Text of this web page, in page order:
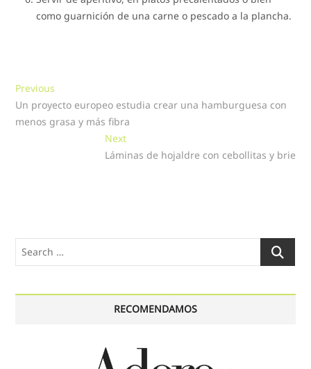
como guarnición de una carne o pescado a la plancha.
Navegación
de
entradas
Previous
post:
Un proyecto europeo estudia crear una hamburguesa con
menos grasa y más fibra
NextNext
post:
Láminas de hojaldre con cebollitas y brie
Search
RECOMENDAMOS